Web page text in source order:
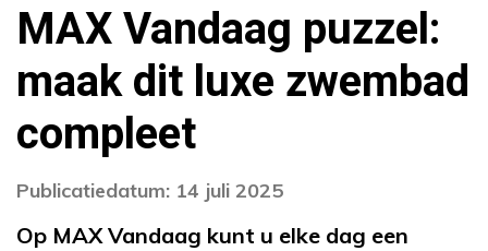
MAX Vandaag puzzel:
maak dit luxe zwembad
compleet
Publicatiedatum: 14 juli 2025
Op MAX Vandaag kunt u elke dag een